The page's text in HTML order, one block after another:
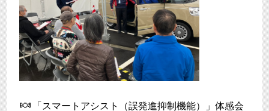
🍬 「スマートアシスト（誤発進抑制機能）」体感会